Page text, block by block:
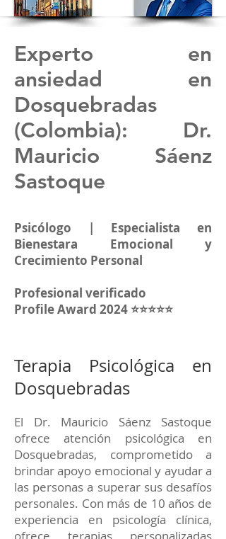
Experto en
ansiedad en
Dosquebradas
(Colombia): Dr.
Mauricio Sáenz
Sastoque
Psicólogo | Especialista en
Bienestara Emocional y
Crecimiento Personal
Profesional verificado
Profile Award 2024 ⭐⭐⭐⭐⭐
Terapia Psicológica en
Dosquebradas
El Dr. Mauricio Sáenz Sastoque
ofrece atención psicológica en
Dosquebradas, comprometido a
brindar apoyo emocional y ayudar a
las personas a superar sus desafíos
personales. Con más de 10 años de
experiencia en psicología clínica,